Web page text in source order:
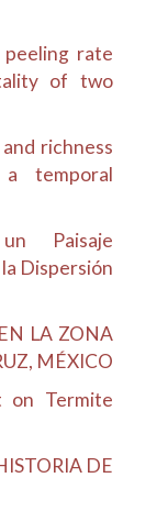
rate
of two
richness
temporal
Paisaje
Dispersión
LA ZONA
MÉXICO
on Termite
DE